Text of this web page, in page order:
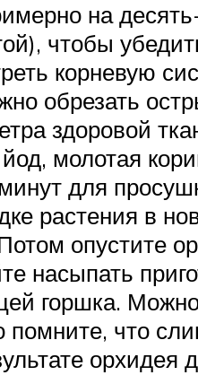
на
чтобы
корневую
обрезать
здоровой
молотая
для
растения в
опустите
насыпать
горшка.
что
орхидея